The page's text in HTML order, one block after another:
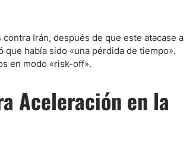
Irán, después de que este atacase a
había sido «una pérdida de tiempo».
en modo «risk-off».
Aceleración en la